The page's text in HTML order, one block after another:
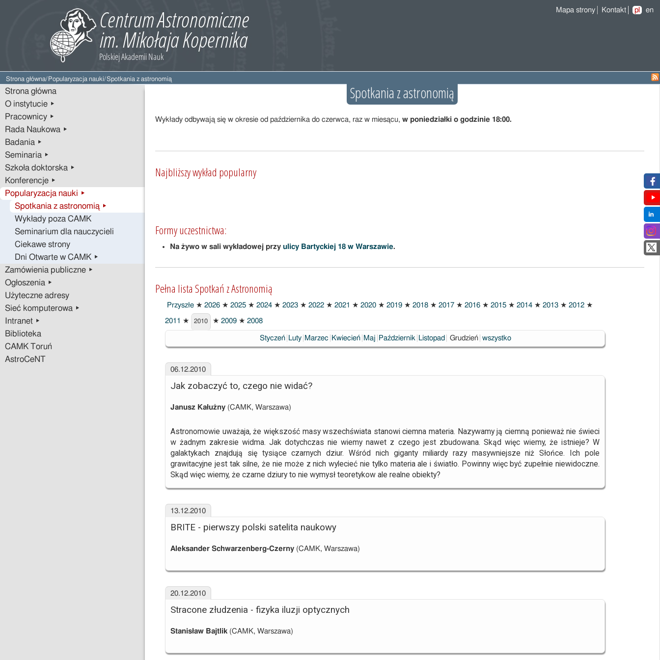
Mapa strony Kontakt pl en
Strona główna/ Popularyzacja nauki/Spotkania z astronomią
Strona główna
O instytucie ▸
Pracownicy ▸
Rada Naukowa ▸
Badania ▸
Seminaria ▸
Szkoła doktorska ▸
Konferencje ▸
Popularyzacja nauki ▸
Spotkania z astronomią ▸
Wykłady poza CAMK
Seminarium dla nauczycieli
Ciekawe strony
Dni Otwarte w CAMK ▸
Zamówienia publiczne ▸
Ogłoszenia ▸
Użyteczne adresy
Sieć komputerowa ▸
Intranet ▸
Biblioteka
CAMK Toruń
AstroCeNT
Spotkania z astronomią
Wykłady odbywają się w okresie od października do czerwca, raz w miesącu, w poniedziałki o godzinie 18:00.
Najbliższy wykład popularny
Formy uczestnictwa:
Na żywo w sali wykładowej przy ulicy Bartyckiej 18 w Warszawie.
Pełna lista Spotkań z Astronomią
Przyszłe ★ 2026 ★ 2025 ★ 2024 ★ 2023 ★ 2022 ★ 2021 ★ 2020 ★ 2019 ★ 2018 ★ 2017 ★ 2016 ★ 2015 ★ 2014 ★ 2013 ★ 2012 ★
2011 ★
2010
2010 ★ 2009 ★ 2008
Styczeń Luty Marzec Kwiecień Maj Październik Listopad Wybrane
Grudzień wszystko
06.12.2010
Jak zobaczyć to, czego nie widać?
Janusz Kałużny(CAMK, Warszawa)
Astronomowie uważaja, że większość masy wszechświata stanowi ciemna materia. Nazywamy ją ciemną ponieważ nie świeci
w żadnym zakresie widma. Jak dotychczas nie wiemy nawet z czego jest zbudowana. Skąd więc wiemy, że istnieje? W
galaktykach znajdują się tysiące czarnych dziur. Wśród nich giganty miliardy razy masywniejsze niż Słońce. Ich pole
grawitacyjne jest tak silne, że nie może z nich wylecieć nie tylko materia ale i światło. Powinny więc być zupełnie niewidoczne.
Skąd więc wiemy, że czarne dziury to nie wymysł teoretykow ale realne obiekty?
13.12.2010
BRITE - pierwszy polski satelita naukowy
Aleksander Schwarzenberg-Czerny(CAMK, Warszawa)
20.12.2010
Stracone złudzenia - fizyka iluzji optycznych
Stanisław Bajtlik(CAMK, Warszawa)